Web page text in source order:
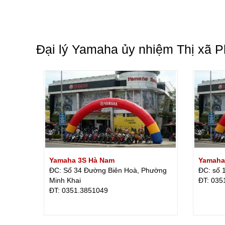
Đại lý Yamaha ủy nhiệm Thị xã
Yamaha 3S Hà Nam
ĐC: Số 34 Đường Biên Hoà, Phường
Minh Khai
ÐT: 0351.3851049
ĐC: số
ÐT: